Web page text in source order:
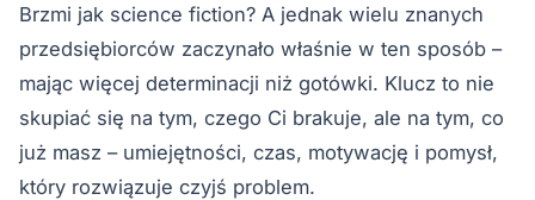
Brzmi jak science fiction? A jednak wielu znanych
przedsiębiorców zaczynało właśnie w ten sposób –
mając więcej determinacji niż gotówki. Klucz to nie
skupiać się na tym, czego Ci brakuje, ale na tym, co
już masz – umiejętności, czas, motywację i pomysł,
który rozwiązuje czyjś problem.